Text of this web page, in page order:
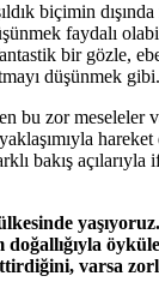
biçimin dışında
faydalı
bir gözle,
düşünmek gibi.
bu zor meseleler
bakış
yaşıyoruz.
doğallığıyla
varsa